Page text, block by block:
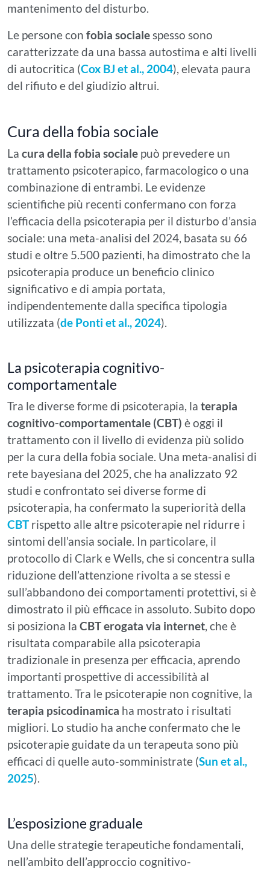
mantenimento del disturbo.
Le persone con fobia socialespesso sono
caratterizzate da una bassa autostima e alti livelli
di autocritica (Cox BJ et al., 2004), elevata paura
del rifiuto e del giudizio altrui.
Cura della fobia sociale
La cura della fobia sociale può prevedere un
trattamento psicoterapico, farmacologico o una
combinazione di entrambi. Le evidenze
scientifiche più recenti confermano con forza
l’efficacia della psicoterapia per il disturbo d’ansia
sociale: una meta-analisi del 2024, basata su 66
studi e oltre 5.500 pazienti, ha dimostrato che la
psicoterapia produce un beneficio clinico
significativo e di ampia portata,
indipendentemente dalla specifica tipologia
utilizzata (de Ponti et al., 2024).
La psicoterapia cognitivo-
comportamentale
Tra le diverse forme di psicoterapia, la terapia
cognitivo-comportamentale (CBT) è oggi il
trattamento con il livello di evidenza più solido
per la cura della fobia sociale. Una meta-analisi di
rete bayesiana del 2025, che ha analizzato 92
studi e confrontato sei diverse forme di
psicoterapia, ha confermato la superiorità della
CBT rispetto alle altre psicoterapie nel ridurre i
sintomi dell’ansia sociale. In particolare, il
protocollo di Clark e Wells, che si concentra sulla
riduzione dell’attenzione rivolta a se stessi e
sull’abbandono dei comportamenti protettivi, si è
dimostrato il più efficace in assoluto. Subito dopo
si posiziona la CBT erogata via internet, che è
risultata comparabile alla psicoterapia
tradizionale in presenza per efficacia, aprendo
importanti prospettive di accessibilità al
trattamento. Tra le psicoterapie non cognitive, la
terapia psicodinamica ha mostrato i risultati
migliori. Lo studio ha anche confermato che le
psicoterapie guidate da un terapeuta sono più
efficaci di quelle auto-somministrate (Sun et al.,
2025).
L’esposizione graduale
Una delle strategie terapeutiche fondamentali,
nell’ambito dell’approccio cognitivo-